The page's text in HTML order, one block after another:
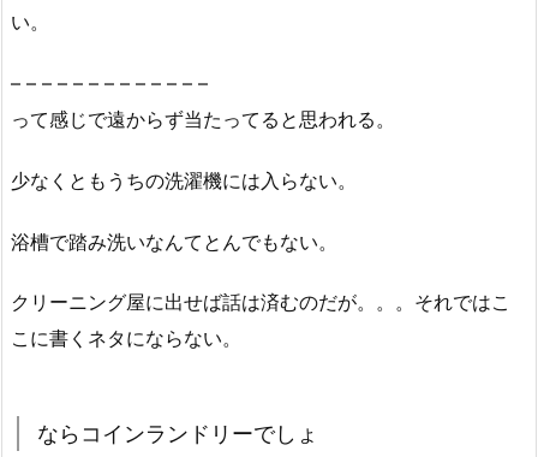
い。
– – – – – – – – – – – – –
って感じで遠からず当たってると思われる。
少なくともうちの洗濯機には入らない。
浴槽で踏み洗いなんてとんでもない。
クリーニング屋に出せば話は済むのだが。。。それではこ
こに書くネタにならない。
ならコインランドリーでしょ